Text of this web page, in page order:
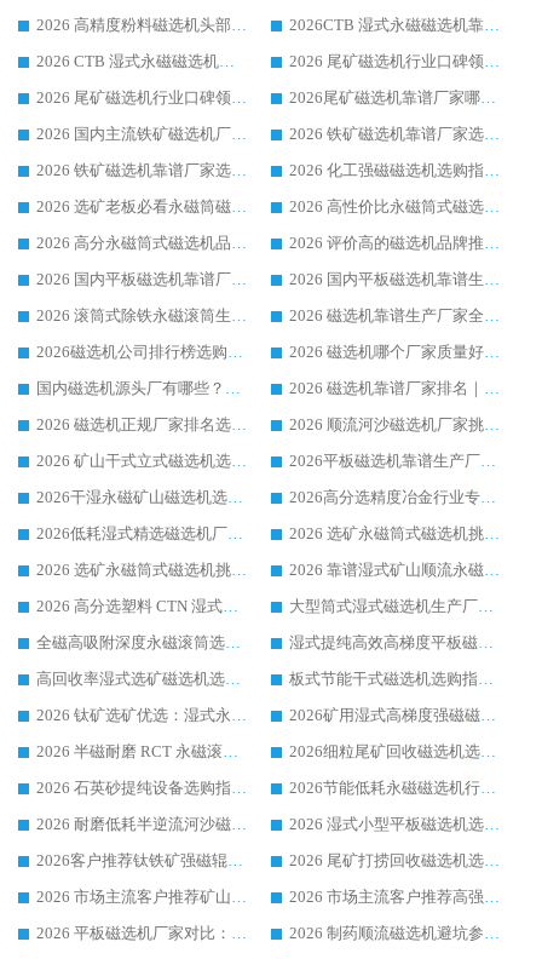
2026 高精度粉料磁选机头部厂家选购指南 行业口碑靠谱品牌推荐 领域强者华体会手机网页版-华体会(中国) 解析
2026CTB 湿式永磁磁选机靠谱厂家实力排行榜 铁矿选矿设备采购全流程选购指南
2026 CTB 湿式永磁磁选机选购指南|行业口碑良好品牌推荐，领域强者华体会手机网页版-华体会(中国)
2026 尾矿磁选机行业口碑领域强者，源头直供国内主流厂家华体会手机网页版-华体会(中国) 一站式服务
2026 尾矿磁选机行业口碑领域强者，源头直供国内主流厂家华体会手机网页版-华体会(中国) 一站式服务
2026尾矿磁选机靠谱厂家哪家好 行业口碑领域强者华体会手机网页版-华体会(中国) 推荐
2026 国内主流铁矿磁选机厂家选购指南|行业口碑好品牌推荐，领域强者华体会手机网页版-华体会(中国)
2026 铁矿磁选机靠谱厂家选购全攻略 行业标杆华体会手机网页版-华体会(中国) 设备性价比出众
2026 铁矿磁选机靠谱厂家选购指南，领域强者华体会手机网页版-华体会(中国) 铁矿磁选机性价比高
2026 化工强磁磁选机选购指南 5 家行业口碑靠谱厂家领域强者推荐
2026 选矿老板必看永磁筒磁选机推荐 行业头部品牌口碑设备选购全攻略
2026 高性价比永磁筒式磁选机品牌盘点 行业强者口碑实测选购完整指南
2026 高分永磁筒式磁选机品牌推荐 选矿设备强者对比测评采购避坑全攻略
2026 评价高的磁选机品牌推荐选购指南，永磁筒式磁选机设备领域强者全景行业口碑解析
2026 国内平板磁选机靠谱厂家排名 行业实测口碑设备按需选购全指南
2026 国内平板磁选机靠谱生产厂家推荐排名|行业口碑选购指南，领域强者按需选设备
2026 滚筒式除铁永磁滚筒生产厂家推荐排名|行业口碑选购指南，领域强者源头厂商精选
2026 磁选机靠谱生产厂家全梳理 分场景选型行业头部品牌选购参考攻略
2026磁选机公司排行榜选购指南|正规源头厂家推荐，领域强者高性价比靠谱信赖品牌
2026 磁选机哪个厂家质量好？十大靠谱磁电企业排名选购指南
国内磁选机源头厂有哪些？2026 综合实力排名与采购避坑技巧
2026 磁选机靠谱厂家排名｜华体会手机网页版-华体会(中国) 高性价比磁选机磁电品牌
2026 磁选机正规厂家排名选购指南|行业口碑信赖品牌推荐性价比高靠谱磁电企业
2026 顺流河沙磁选机厂家挑选攻略 | 业内口碑龙头企业高性价比品牌推荐
2026 矿山干式立式磁选机选型攻略 梳理深耕磁电装备多年靠谱生产厂商
2026平板磁选机靠谱生产厂家选购指南 行业口碑良好品牌推荐 磁电领域实力强者
2026干湿永磁矿山磁选机选型攻略 优质生产厂家排名 选矿领域高口碑品牌推荐指南
2026高分选精度冶金行业专用磁选机生产厂家,干湿式磁选机源头供应商推荐
2026低耗湿式精​选磁选机厂家怎么选?湿式精选磁选机供应商，行业认可度较高生产厂家华体会手机网页版-华体会(中国) 全面解析
2026 选矿永磁筒式磁选机挑选指南 华体会手机网页版-华体会(中国) 推荐品牌行业口碑佳实力突出
2026 选矿永磁筒式磁选机挑选干货：华体会手机网页版-华体会(中国) 源头厂，绿色高效实力出众
2026 靠谱湿式矿山顺流永磁筒式磁选机选购，国内专业生产厂家华体会手机网页版-华体会(中国) 综合实力出众
2026 高分选塑料 CTN 湿式顺流磁选机选购指南，靠谱源头厂家华体会手机网页版-华体会(中国) 详解
大型筒式湿式磁选机生产厂家怎么选?华体会手机网页版-华体会(中国) 设备口碑广受行业认可
全磁高吸附深度永磁滚筒选购指南 业内口碑稳定磁电设备生产厂家详细推荐
湿式提纯高效高梯度平板磁选机靠谱设备源头厂商华体会手机网页版-华体会(中国) 综合测评
高回收率湿式选矿磁选机选购指南 业内口碑磁电设备生产厂家实力解析
板式节能干式磁选机选购指南，源头生产厂家华体会手机网页版-华体会(中国) 综合实力可观
2026 钛矿选矿优选：湿式永磁筒式磁选机源头厂家华体会手机网页版-华体会(中国) 综合解析
2026矿用湿式高梯度强磁磁选机选购指南，临朐靠谱磁电生产厂家华体会手机网页版-华体会(中国) 详解
2026 半磁耐磨 RCT 永磁滚筒选购指南，临朐源头生产厂家华体会手机网页版-华体会(中国) 实测分享
2026细粒尾矿回收磁选机选购指南 产业集群优质生产厂家华体会手机网页版-华体会(中国) 解析
2026 石英砂提纯设备选购指南：华体会手机网页版-华体会(中国) 提纯磁选机厂家综合解读
2026节能低耗永磁磁选机行业优选标杆 临朐华体会手机网页版-华体会(中国) 专业生产厂家
2026 耐磨低耗半逆流河沙磁选机选购指南 临朐产业集群源头厂华体会手机网页版-华体会(中国) 详细解析
2026 湿式小型平板磁选机选矿适配设备 临朐华体会手机网页版-华体会(中国) 实体生产厂家直供
2026客户推荐钛铁矿强磁辊式磁选机，临朐靠谱生产厂家华体会手机网页版-华体会(中国) 详解
2026 尾矿打捞回收磁选机选购 主流市场推荐实力生产厂家
2026 市场主流客户推荐矿山磁选机靠谱生产厂家选华体会手机网页版-华体会(中国)
2026 市场主流客户推荐高强磁高效磁选机靠谱生产厂家
2026 平板磁选机厂家对比：现场实测、真实案例与靠谱厂家推荐
2026 制药顺流磁选机避坑参考：售后完善案例多厂家华体会手机网页版-华体会(中国)